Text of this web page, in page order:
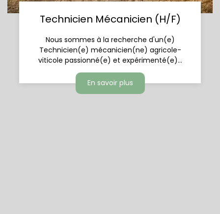
Technicien Mécanicien (H/F)
Nous sommes à la recherche d'un(e)
Technicien(e) mécanicien(ne) agricole-
viticole passionné(e) et expérimenté(e)...
En savoir plus